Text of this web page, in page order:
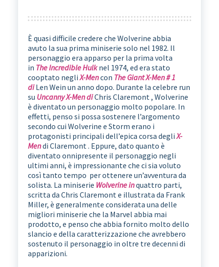
È quasi difficile credere che Wolverine abbia
avuto la sua prima miniserie solo nel 1982. Il
personaggio era apparso per la prima volta
in The Incredible Hulknel 1974, ed era stato
cooptato negli X-Mencon The Giant X-Men # 1
diLen Wein un anno dopo. Durante la celebre run
su Uncanny X-Men diChris Claremont , Wolverine
è diventato un personaggio molto popolare. In
effetti, penso si possa sostenere l’argomento
secondo cui Wolverine e Storm erano i
protagonisti principali dell’epica corsa degli X-
Mendi Claremont . Eppure, dato quanto è
diventato onnipresente il personaggio negli
ultimi anni, è impressionante che ci sia voluto
così tanto tempo per ottenere un’avventura da
solista. La miniserie Wolverine inquattro parti,
scritta da Chris Claremont e illustrata da Frank
Miller, è generalmente considerata una delle
migliori miniserie che la Marvel abbia mai
prodotto, e penso che abbia fornito molto dello
slancio e della caratterizzazione che avrebbero
sostenuto il personaggio in oltre tre decenni di
apparizioni.